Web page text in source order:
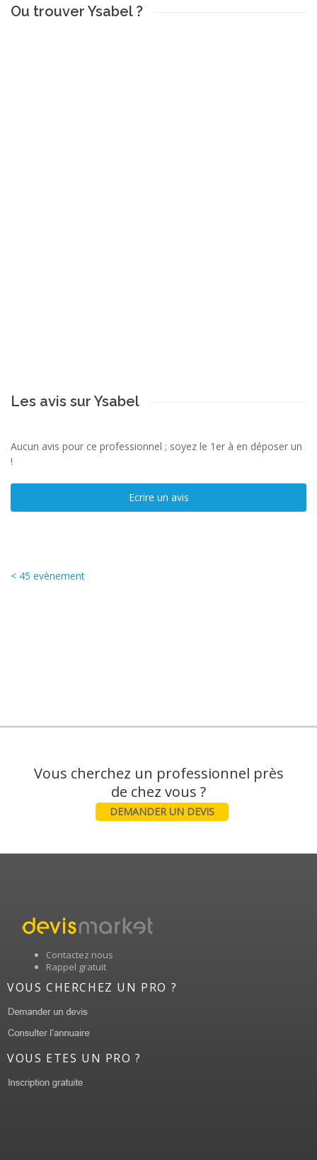
Ou trouver Ysabel ?
Les avis sur Ysabel
Aucun avis pour ce professionnel ; soyez le 1er à en déposer un
!
Ecrire un avis
< 45 evènement
Vous cherchez un professionnel près
DEMANDER UN DEVIS
Contactez nous
Rappel gratuit
VOUS CHERCHEZ UN PRO ?
VOUS ETES UN PRO ?